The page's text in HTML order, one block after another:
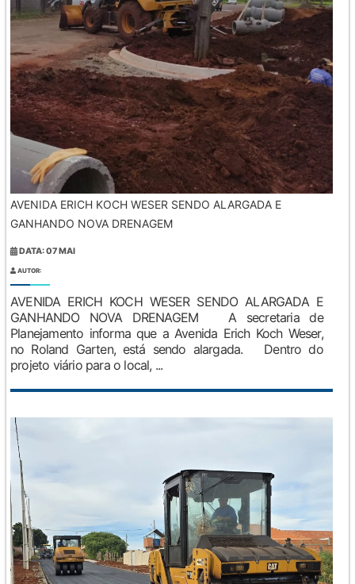
AVENIDA ERICH KOCH WESER SENDO ALARGADA E
GANHANDO NOVA DRENAGEM
DATA: 07 MAI
AUTOR:
AVENIDA ERICH KOCH WESER SENDO ALARGADA E
GANHANDO NOVA DRENAGEM A secretaria de
Planejamento informa que a Avenida Erich Koch Weser,
no Roland Garten, está sendo alargada. Dentro do
projeto viário para o local, ...